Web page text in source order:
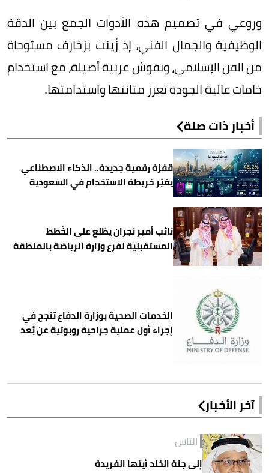
وروعي في تصميم هذه الأدوات الجمع بين الدقة
الوظيفية والجمال الفني، إذ زُينت بزخارف مستوحاة
من الفن الإسلامي، ونقوش عربية أصيلة، مع استخدام
خامات عالية الجودة تعزز متانتها واستدامتها.
أخبار ذات صلة
قفزة رقمية جديدة.. الذكاء الاصطناعي
يغيّر خريطة الاستخدام في السعودية
نائب أمير نجران يطّلع على الخُطط
المستقبلية لفرع وزارة الرياضة بالمنطقة
الخدمات الصحية بوزارة الدفاع تنجح في
إجراء أول عملية جراحية روبوتية عن بُعد
آخر الأخبار
الناس
إلى جنة الخلد أيتها الفريدة